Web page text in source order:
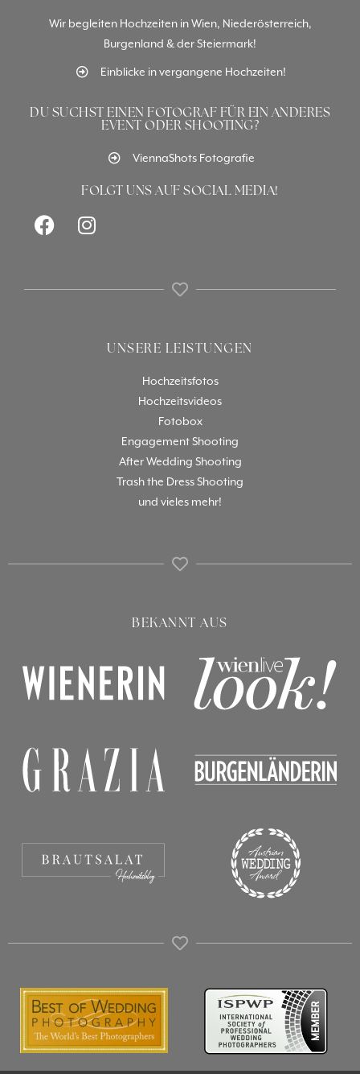
Wir begleiten Hochzeiten in Wien, Niederösterreich,
Burgenland & der Steiermark!
Einblicke in vergangene Hochzeiten!
DU SUCHST EINEN FOTOGRAF FÜR EIN ANDERES
EVENT ODER SHOOTING?
ViennaShots Fotografie
FOLGT UNS AUF SOCIAL MEDIA!
UNSERE LEISTUNGEN
Hochzeitsfotos
Hochzeitsvideos
Fotobox
Engagement Shooting
After Wedding Shooting
Trash the Dress Shooting
und vieles mehr!
BEKANNT AUS